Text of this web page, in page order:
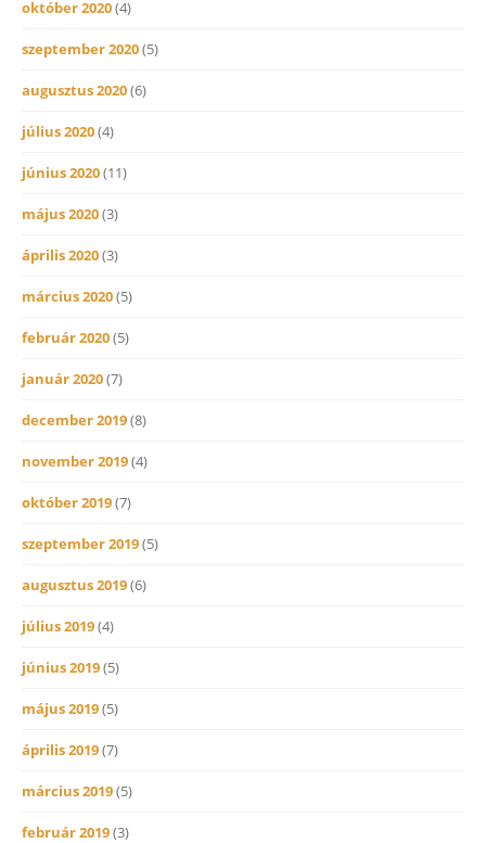
október 2020(4)
szeptember 2020(5)
augusztus 2020(6)
július 2020(4)
június 2020(11)
május 2020(3)
április 2020(3)
március 2020(5)
február 2020(5)
január 2020(7)
december 2019(8)
november 2019(4)
október 2019(7)
szeptember 2019(5)
augusztus 2019(6)
július 2019(4)
június 2019(5)
május 2019(5)
április 2019(7)
március 2019(5)
február 2019(3)